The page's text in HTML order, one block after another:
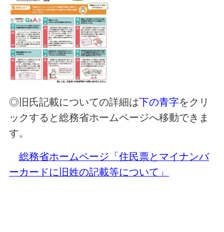
◎旧氏記載についての詳細は下の青字をクリ
ックすると総務省ホームページへ移動できま
す。
総務省ホームページ「住民票とマイナンバ
ーカードに旧姓の記載等について」